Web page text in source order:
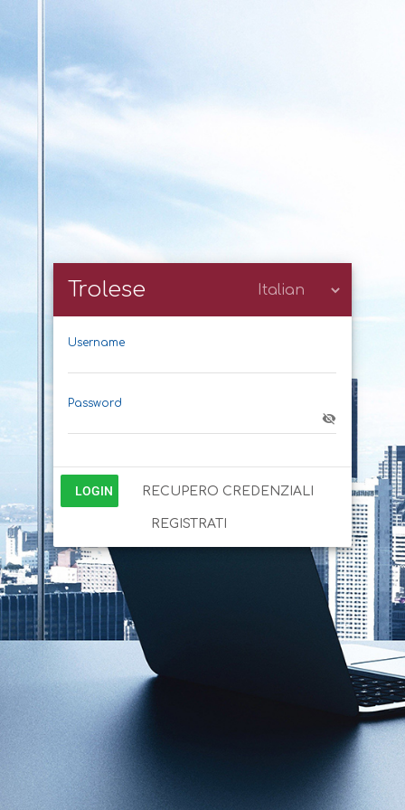
Trolese
Username
Password
LOGIN RECUPERO CREDENZIALI
REGISTRATI